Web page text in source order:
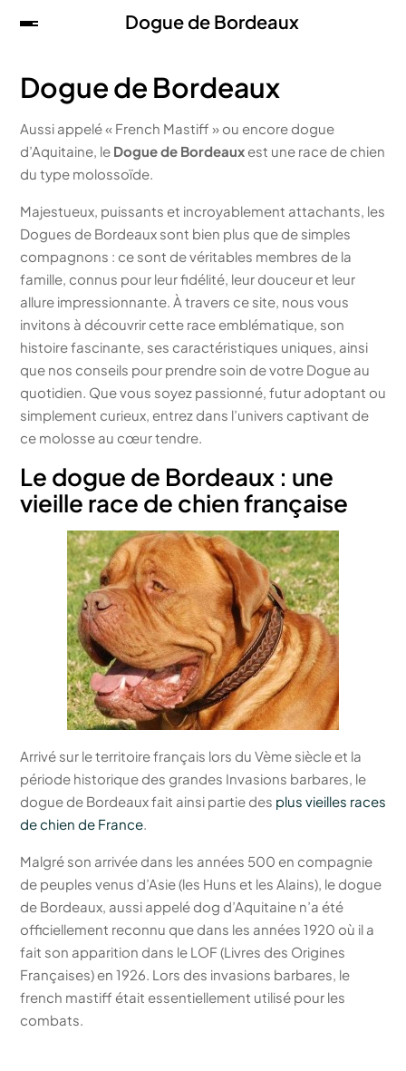
Dogue de Bordeaux
Dogue de Bordeaux
Aussi appelé « French Mastiff » ou encore dogue
d’Aquitaine, le Dogue de Bordeauxest une race de chien
du type molossoïde.
Majestueux, puissants et incroyablement attachants, les
Dogues de Bordeaux sont bien plus que de simples
compagnons : ce sont de véritables membres de la
famille, connus pour leur fidélité, leur douceur et leur
allure impressionnante. À travers ce site, nous vous
invitons à découvrir cette race emblématique, son
histoire fascinante, ses caractéristiques uniques, ainsi
que nos conseils pour prendre soin de votre Dogue au
quotidien. Que vous soyez passionné, futur adoptant ou
simplement curieux, entrez dans l’univers captivant de
ce molosse au cœur tendre.
Le dogue de Bordeaux : une
vieille race de chien française
Arrivé sur le territoire français lors du Vème siècle et la
période historique des grandes Invasions barbares, le
dogue de Bordeaux fait ainsi partie des plus vieilles races
de chien de France.
Malgré son arrivée dans les années 500 en compagnie
de peuples venus d’Asie (les Huns et les Alains), le dogue
de Bordeaux, aussi appelé dog d’Aquitaine n’a été
officiellement reconnu que dans les années 1920 où il a
fait son apparition dans le LOF (Livres des Origines
Françaises) en 1926. Lors des invasions barbares, le
french mastiff était essentiellement utilisé pour les
combats.